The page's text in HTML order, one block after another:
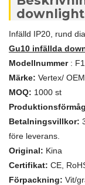
Infälld IP20, rund
Gu10 infällda
Modellnummer :
Märke: Vertex/
MOQ: 1000 st
Betalningsvillkor:
före leverans.
Original: Kina
Certifikat: CE,
Förpackning: Vit/